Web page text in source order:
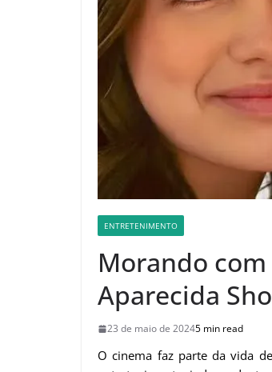
ENTRETENIMENTO
Morando
Aparecida
23 de maio de 20245 min read
O cinema faz parte da vida